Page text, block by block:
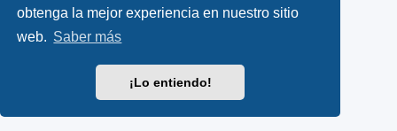
obtenga la mejor experiencia en nuestro sitio
web. Saber más
¡Lo entiendo!